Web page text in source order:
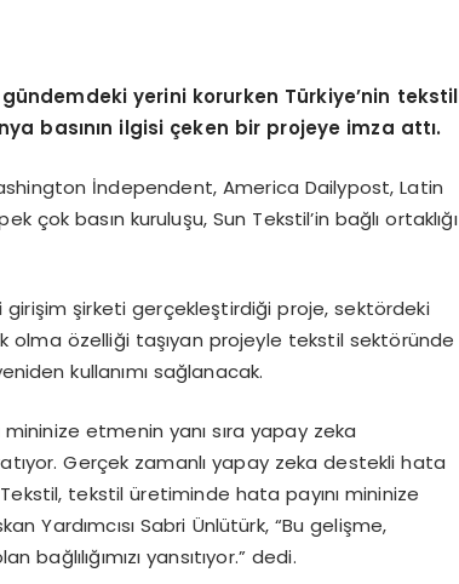
yerini korurken Türkiye’nin tekstil
basının ilgisi çeken bir projeye imza attı.
İndependent, America Dailypost, Latin
basın kuruluşu, Sun Tekstil’in bağlı ortaklığı
girişim şirketi gerçekleştirdiği proje, sektördeki
olma özelliği taşıyan projeyle tekstil sektöründe
kullanımı sağlanacak.
mininize etmenin yanı sıra yapay zeka
Gerçek zamanlı yapay zeka destekli hata
tekstil üretiminde hata payını mininize
Yardımcısı Sabri Ünlütürk, “Bu gelişme,
yansıtıyor.” dedi.